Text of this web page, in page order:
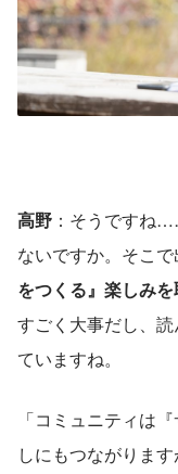
高野 ：そうですね
ないですか。そこ
をつくる』楽しみを
すごく大事だし、
ていますね。
「コミュニティは
しにもつながりま